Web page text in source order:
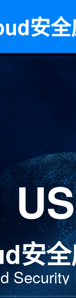
安
安